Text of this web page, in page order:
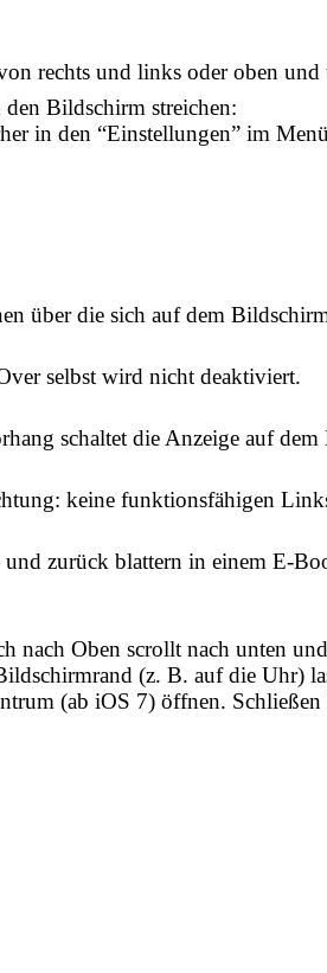
rechts und links oder oben und
Bildschirm streichen:
in den “Einstellungen” im
über die sich auf dem
selbst wird nicht deaktiviert.
schaltet die Anzeige auf
keine funktionsfähigen
zurück blattern in einem E-
nach Oben scrollt nach unten
(z. B. auf die Uhr)
(ab iOS 7) öffnen.